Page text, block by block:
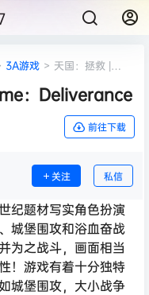
3A游戏 > 天国：拯救 |
：Deliverance
前往下载
关注 私信
纪题材写实角色扮演
城堡围攻和浴血奋战
为之战斗，画面相当
！游戏有着十分独特
城堡围攻，大小战争